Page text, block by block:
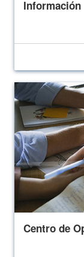
Información
Centro de